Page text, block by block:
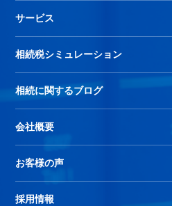
サービス
相続税シミュレーション
相続に関するブログ
会社概要
お客様の声
採用情報